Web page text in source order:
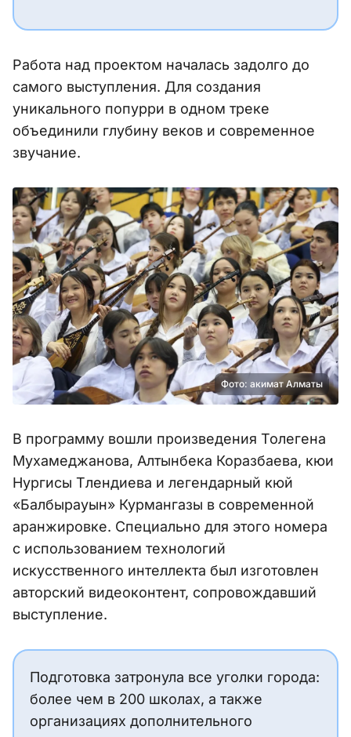
Работа над проектом началась задолго до
самого выступления. Для создания
уникального попурри в одном треке
объединили глубину веков и современное
звучание.
Фото: акимат Алматы
В программу вошли произведения Толегена
Мухамеджанова, Алтынбека Коразбаева, кюи
Нургисы Тлендиева и легендарный кюй
«Балбырауын» Курмангазы в современной
аранжировке. Специально для этого номера
с использованием технологий
искусственного интеллекта был изготовлен
авторский видеоконтент, сопровождавший
выступление.
Подготовка затронула все уголки города:
более чем в 200 школах, а также
организациях дополнительного